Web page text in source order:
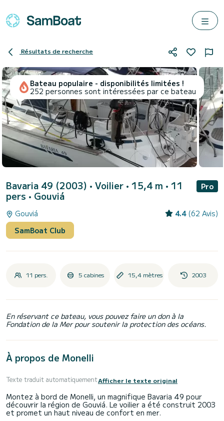
Résultats de recherche
Bateau populaire - disponibilités limitées !
252 personnes sont intéressées par ce bateau
Bavaria 49 (2003) • Voilier • 15,4 m • 11
pers • Gouviá
Pro
Gouviá 4.4 (62 Avis)
SamBoat Club
11 pers. 5 cabines 15,4 mètres 2003
En réservant ce bateau, vous pouvez faire un don à la
Fondation de la Mer pour soutenir la protection des océans.
À propos de Monelli
Texte traduit automatiquementAfficher le texte original
Montez à bord de Monelli, un magnifique Bavaria 49 pour
découvrir la région de Gouviá. Le voilier a été construit 2003
et promet un haut niveau de confort en mer.